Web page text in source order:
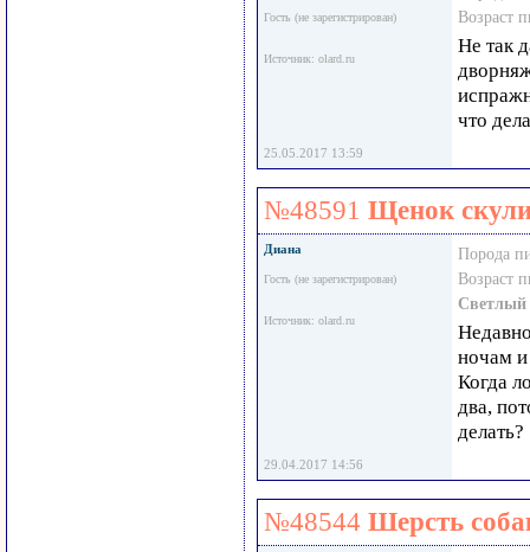
Гость (не зарегистрирован)
Источник: olard.ru
Возраст
Не так
что
25.05.2017 13:59
№48591 Щенок
Диана
Гость (не зарегистрирован)
Источник: olard.ru
Порода
Возраст
Светлый
ночам и
Когда
два,
делать?
29.04.2017 14:56
№48544 Шерсть